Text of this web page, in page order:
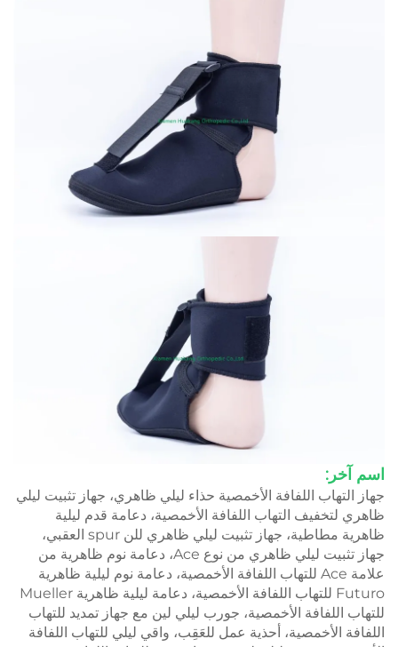
اسم آخر:
جهاز التهاب اللفافة الأخمصية حذاء ليلي ظاهري، جهاز تثبيت ليلي
ظاهري لتخفيف التهاب اللفافة الأخمصية، دعامة قدم ليلية
ظاهرية مطاطية، جهاز تثبيت ليلي ظاهري للن spur العقبي،
جهاز تثبيت ليلي ظاهري من نوع Ace، دعامة نوم ظاهرية من
علامة Ace للتهاب اللفافة الأخمصية، دعامة نوم ليلية ظاهرية
Futuro للتهاب اللفافة الأخمصية، دعامة ليلية ظاهرية Mueller
للتهاب اللفافة الأخمصية، جورب ليلي لين مع جهاز تمديد للتهاب
اللفافة الأخمصية، أحذية عمل للعَقِب، واقي ليلي للتهاب اللفافة